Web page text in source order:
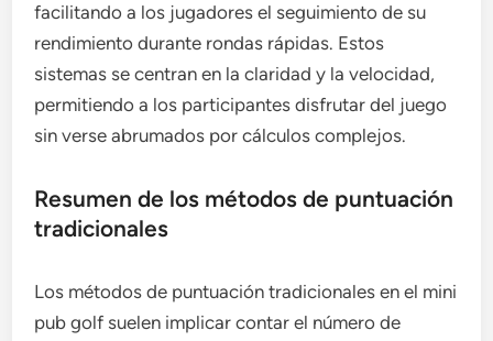
facilitando a los jugadores el seguimiento de su
rendimiento durante rondas rápidas. Estos
sistemas se centran en la claridad y la velocidad,
permitiendo a los participantes disfrutar del juego
sin verse abrumados por cálculos complejos.
Resumen de los métodos de puntuación
tradicionales
Los métodos de puntuación tradicionales en el mini
pub golf suelen implicar contar el número de